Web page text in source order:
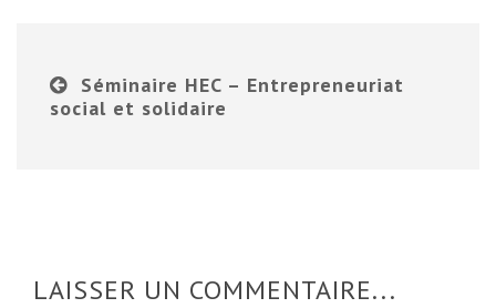
Séminaire HEC – Entrepreneuriat
social et solidaire
LAISSER UN COMMENTAIRE...